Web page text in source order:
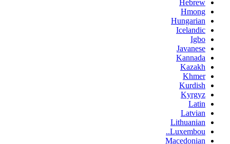
Hebrew
Hmong
Hungarian
Icelandic
Igbo
Javanese
Kannada
Kazakh
Khmer
Kurdish
Kyrgyz
Latin
Latvian
Lithuanian
Luxembou..
Macedonian